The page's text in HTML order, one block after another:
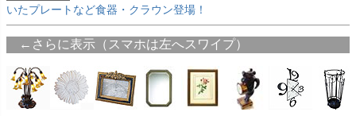
いたプレートなど食器・クラウン登場！